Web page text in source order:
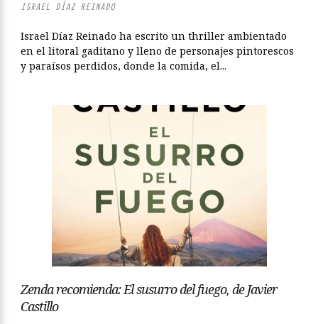
ISRAEL DÍAZ REINADO
Israel Díaz Reinado ha escrito un thriller ambientado
en el litoral gaditano y lleno de personajes pintorescos
y paraísos perdidos, donde la comida, el...
Zenda recomienda: El susurro del fuego, de Javier
Castillo